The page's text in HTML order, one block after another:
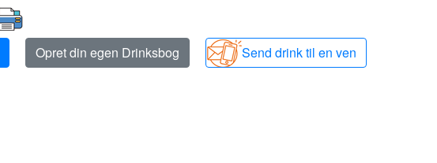
Opret din egen Drinksbog
Send drink til en ven